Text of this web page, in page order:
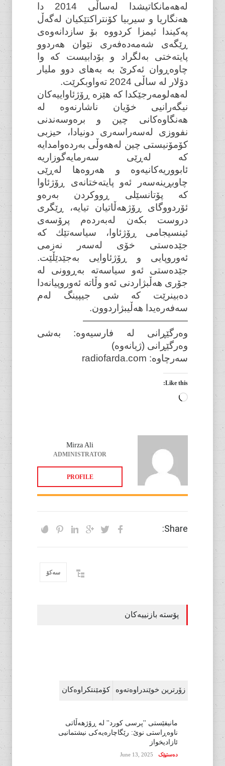
لەهەمانکاتیشدا لەساڵی 2014 دا
هەنگاریا و سیربیا کۆنتراکتێکیان لەگەڵ
پەکیندا ئیمزا کردووە بۆ سازدانەوەی
ڕێگەی شەمەدەفەری نێوان هەردوو
پایتەختی بەلگراد و بۆدابیست کە وا
چاوەڕوان ئەکرێ بە بەهای دوو ملیار
دۆلار لە ساڵی 2024 تەواوبکرێت.
لەهەلومەرجێکدا کە هێزە ڕۆژئاواییەکان
نیگەرانیی خۆیان ناشارنەوە لە
هەنگاوەکانی چین و برەوسەندنی
نفووزی لەسەراسەری دونیادا، حیزبی
کۆمۆنیستی چین لەهەوڵی بەردەوامدایە
کە لەڕێی سەرمایەگوزاریە
ئابووریەکانیەوە و هەروەها لەڕێی
چاوبڕینەسەر ئەو پایتەختانەی ڕۆژئاوا
کە پۆتانسێلی ڕووکردن بەرەو
ئۆردووگای ڕۆژهەڵاتیان تیایە، ڕێگری
دروست بکەن لەبەردەم پرۆسەی
ئینسیجامی ڕۆژئاوا، سیاسەتێك کە
جێدەستی خۆی لەسەر نەزمی
ئەوروپایی و ڕۆژئاوایی بەجێدێڵێت.
جێدەستی ئەو سیاسەتە بەڕوونی لە
جۆری هەڵبژاردنی ئەو وڵاتە ئەوروپیانەدا
دەبینرێت کە شی جیپینگ لەم
سەفەرەیدا هەڵیبژاردوون.
———————————
وەرگێڕانی لە فارسیەوە: بەشی
وەرگێڕانی (ژیانەوە)
سەرچاوە: radiofarda.com
Like this:
Loading…
Mirza Ali
ADMINISTRATOR
PROFILE
Share:
سەکۆ
پۆستە بازنییەکان
زۆرترین خوێندراوەتەوە کۆمێنتکراوەکان
مانیفێستی ''پرسی کورد'' لە ڕۆژهەڵاتی
ناوەڕاستی نوێ: رێگاچارەیەکی نیشتمانیی
ئازادیخواز
دەستپێک June 13, 2025